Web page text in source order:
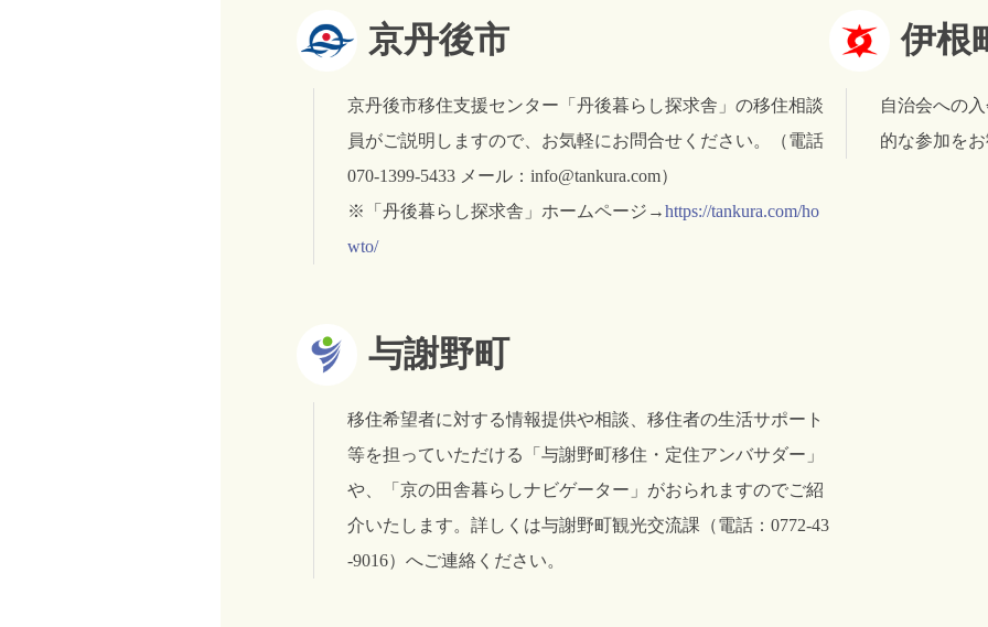
京丹後市
京丹後市移住支援センター「丹後暮らし探求舎」の移住相談
員がご説明しますので、お気軽にお問合せください。（電話
070-1399-5433 メール：info@tankura.com）
※「丹後暮らし探求舎」ホームページ→https://tankura.com/ho
wto/
伊根
自治会への
的な参加を
与謝野町
移住希望者に対する情報提供や相談、移住者の生活サポート
等を担っていただける「与謝野町移住・定住アンバサダー」
や、「京の田舎暮らしナビゲーター」がおられますのでご紹
介いたします。詳しくは与謝野町観光交流課（電話：0772-43
-9016）へご連絡ください。